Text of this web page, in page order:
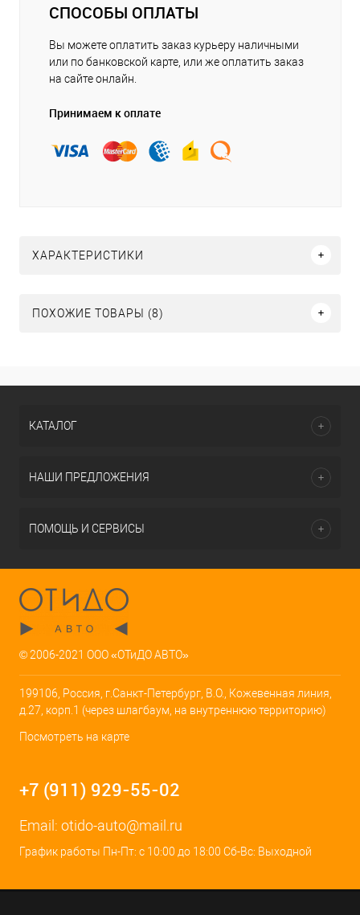
СПОСОБЫ ОПЛАТЫ
Вы можете оплатить заказ курьеру наличными
или по банковской карте, или же оплатить заказ
на сайте онлайн.
Принимаем к оплате
ХАРАКТЕРИСТИКИ
ПОХОЖИЕ ТОВАРЫ (8)
КАТАЛОГ
НАШИ ПРЕДЛОЖЕНИЯ
ПОМОЩЬ И СЕРВИСЫ
© 2006-2021 ООО «ОТиДО АВТО»
199106, Россия, г.Санкт-Петербург, В.О., Кожевенная линия,
д.27, корп.1 (через шлагбаум, на внутреннюю территорию)
Посмотреть на карте
+7 (911) 929-55-02
Email: otido-auto@mail.ru
График работы Пн-Пт: с 10:00 до 18:00 Сб-Вс: Выходной